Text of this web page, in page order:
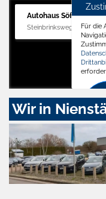
Autohaus Söffker
Steinbrinksweg 12, 31840
Für die
Wir in